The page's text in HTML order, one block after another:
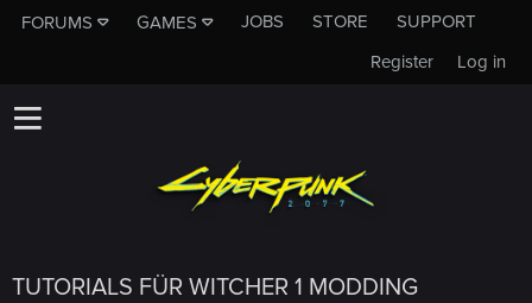
FORUMS GAMES JOBS STORE
SUPPORT
Log in
Register
TUTORIALS FÜR WITCHER 1 MODDING